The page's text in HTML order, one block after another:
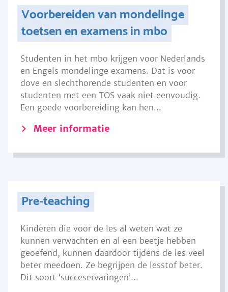
Voorbereiden van mondelinge
toetsen en examens in mbo
Studenten in het mbo krijgen voor Nederlands
en Engels mondelinge examens. Dat is voor
dove en slechthorende studenten en voor
studenten met een TOS vaak niet eenvoudig.
Een goede voorbereiding kan hen...
Meer informatie
Pre-teaching
Kinderen die voor de les al weten wat ze
kunnen verwachten en al een beetje hebben
geoefend, kunnen daardoor tijdens de les veel
beter meedoen. Ze begrijpen de lesstof beter.
Dit soort ‘succeservaringen’...